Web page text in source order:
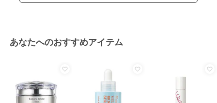
あなたへのおすすめアイテム